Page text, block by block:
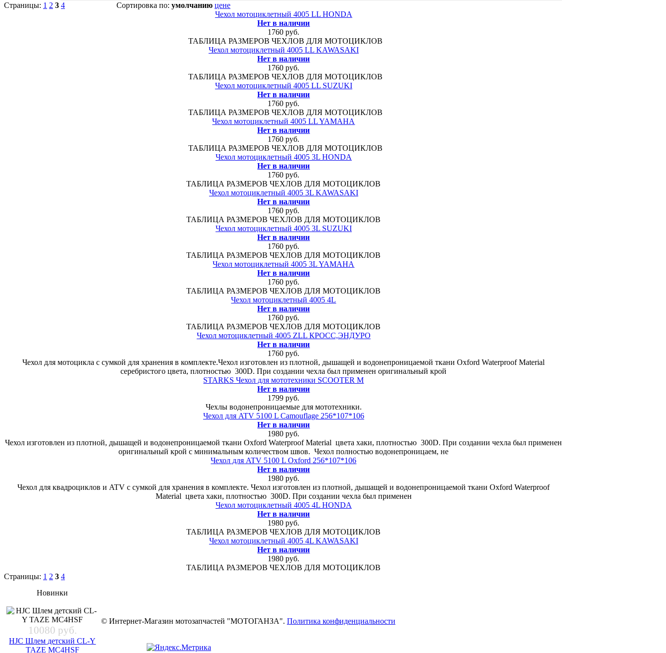
Страницы: 1 2 3 4 Сортировка по: умолчанию цене
Чехол мотоциклетный 4005 LL HONDA
Нет в наличии
1760 руб.
ТАБЛИЦА РАЗМЕРОВ ЧЕХЛОВ ДЛЯ МОТОЦИКЛОВ
Чехол мотоциклетный 4005 LL KAWASAKI
Нет в наличии
1760 руб.
ТАБЛИЦА РАЗМЕРОВ ЧЕХЛОВ ДЛЯ МОТОЦИКЛОВ
Чехол мотоциклетный 4005 LL SUZUKI
Нет в наличии
1760 руб.
ТАБЛИЦА РАЗМЕРОВ ЧЕХЛОВ ДЛЯ МОТОЦИКЛОВ
Чехол мотоциклетный 4005 LL YAMAHA
Нет в наличии
1760 руб.
ТАБЛИЦА РАЗМЕРОВ ЧЕХЛОВ ДЛЯ МОТОЦИКЛОВ
Чехол мотоциклетный 4005 3L HONDA
Нет в наличии
1760 руб.
ТАБЛИЦА РАЗМЕРОВ ЧЕХЛОВ ДЛЯ МОТОЦИКЛОВ
Чехол мотоциклетный 4005 3L KAWASAKI
Нет в наличии
1760 руб.
ТАБЛИЦА РАЗМЕРОВ ЧЕХЛОВ ДЛЯ МОТОЦИКЛОВ
Чехол мотоциклетный 4005 3L SUZUKI
Нет в наличии
1760 руб.
ТАБЛИЦА РАЗМЕРОВ ЧЕХЛОВ ДЛЯ МОТОЦИКЛОВ
Чехол мотоциклетный 4005 3L YAMAHA
Нет в наличии
1760 руб.
ТАБЛИЦА РАЗМЕРОВ ЧЕХЛОВ ДЛЯ МОТОЦИКЛОВ
Чехол мотоциклетный 4005 4L
Нет в наличии
1760 руб.
ТАБЛИЦА РАЗМЕРОВ ЧЕХЛОВ ДЛЯ МОТОЦИКЛОВ
Чехол мотоциклетный 4005 ZLL КРОСС,ЭНДУРО
Нет в наличии
1760 руб.
Чехол для мотоцикла с сумкой для хранения в комплекте.Чехол изготовлен из плотной, дышащей и водонепроницаемой ткани Oxford Waterproof Material
серебристого цвета, плотностью 300D. При создании чехла был применен оригинальный крой
STARKS Чехол для мототехники SCOOTER M
Нет в наличии
1799 руб.
Чехлы водонепроницаемые для мототехники.
Чехол для ATV 5100 L Camouflage 256*107*106
Нет в наличии
1980 руб.
Чехол изготовлен из плотной, дышащей и водонепроницаемой ткани Oxford Waterproof Material цвета хаки, плотностью 300D. При создании чехла был применен
оригинальный крой с минимальным количеством швов. Чехол полностью водонепроницаем, не
Чехол для ATV 5100 L Oxford 256*107*106
Нет в наличии
1980 руб.
Чехол для квадроциклов и ATV с сумкой для хранения в комплекте. Чехол изготовлен из плотной, дышащей и водонепроницаемой ткани Oxford Waterproof
Material цвета хаки, плотностью 300D. При создании чехла был применен
Чехол мотоциклетный 4005 4L HONDA
Нет в наличии
1980 руб.
ТАБЛИЦА РАЗМЕРОВ ЧЕХЛОВ ДЛЯ МОТОЦИКЛОВ
Чехол мотоциклетный 4005 4L KAWASAKI
Нет в наличии
1980 руб.
ТАБЛИЦА РАЗМЕРОВ ЧЕХЛОВ ДЛЯ МОТОЦИКЛОВ
Страницы: 1 2 3 4
Новинки
10080 руб.
HJC Шлем детский CL-Y
TAZE MC4HSF
© Интернет-Магазин мотозапчастей "МОТОГАНЗА". Политика конфиденциальности